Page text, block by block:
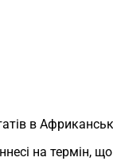
в
на термін,